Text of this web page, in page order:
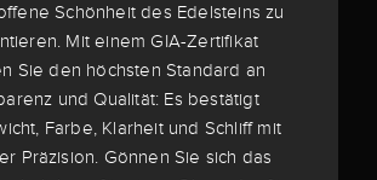
Schönheit des Edelsteins zu
Mit einem GIA-Zertifikat
Sie den höchsten Standard an
und Qualität: Es bestätigt
Farbe, Klarheit und Schliff mit
Präzision. Gönnen Sie sich das